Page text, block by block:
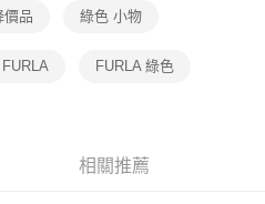
support/home
代理人或監護人之同意方可使用
價品 綠色 小物
FURLA 綠色
相關推薦